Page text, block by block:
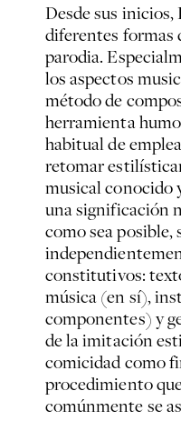
Desde sus
diferentes formas
parodia.
los aspectos
método de
herramienta
habitual de
retomar
musical conocido
una significación
como sea
constitutivos:
música (en sí),
componentes) y
de la imitación
comicidad como
procedimiento
comúnmente se